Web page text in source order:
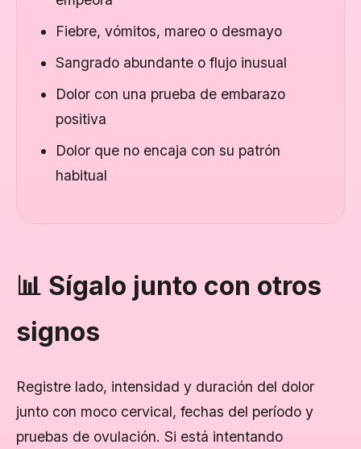
Fiebre, vómitos, mareo o desmayo
Sangrado abundante o flujo inusual
Dolor con una prueba de embarazo
positiva
Dolor que no encaja con su patrón
habitual
📊 Sígalo junto con otros
signos
Registre lado, intensidad y duración del dolor
junto con moco cervical, fechas del período y
pruebas de ovulación. Si está intentando